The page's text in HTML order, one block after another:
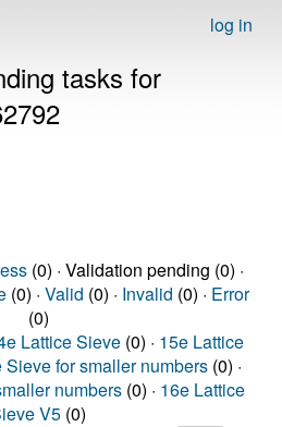
log in
tasks for
(0) · Validation pending (0) ·
(0) · Valid (0) · Invalid (0) · Error
(0)
Lattice Sieve (0) · 15e Lattice
Sieve for smaller numbers (0) ·
numbers (0) · 16e Lattice
V5 (0)